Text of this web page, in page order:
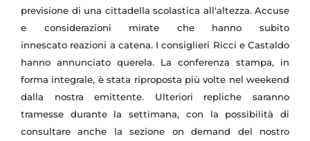
previsione di una cittadella scolastica all'altezza. Accuse
e considerazioni mirate che hanno subito
innescato reazioni a catena. I consiglieri Ricci e Castaldo
hanno annunciato querela. La conferenza stampa, in
forma integrale, è stata riproposta più volte nel weekend
dalla nostra emittente. Ulteriori repliche saranno
tramesse durante la settimana, con la possibilità di
consultare anche la sezione on demand del nostro